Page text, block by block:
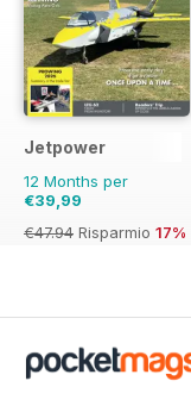
Jetpower
12 Months per
€39,99
€47.94 Risparmio 17%